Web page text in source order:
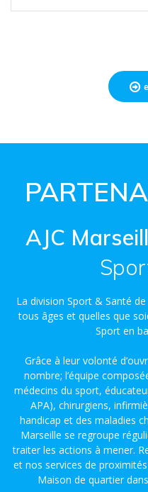
AJC
La division Sport & Santé de
tous âges et quelles que
Sport en
Grâce à leur volonté
nombre; l’équipe
médecins du sport,
APA), chirurgiens,
handicap et des maladies
Marseille se regroupe
traiter les actions à mener.
et nos services de
Maison de quartier